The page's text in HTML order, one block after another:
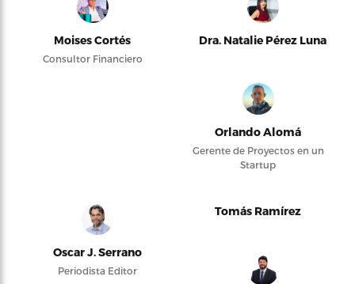
Moises Cortés
Consultor Financiero
Dra. Natalie Pérez Luna
Orlando Alomá
Gerente de Proyectos en un
Startup
Oscar J. Serrano
Periodista Editor
Tomás Ramírez